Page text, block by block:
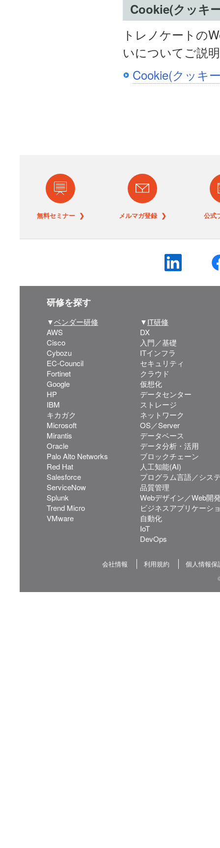
Cookie(クッキ
トレノケートの
いについてご説
Cookie(クッキ
無料セミナー ❯ メルマガ登録 ❯ 公式
研修を探す
▼ベンダー研修
AWS
Cisco
Cybozu
EC-Council
Fortinet
Google
HP
IBM
キカガク
Microsoft
Mirantis
Oracle
Palo Alto Networks
Red Hat
Salesforce
ServiceNow
Splunk
Trend Micro
VMware
▼IT研修
DX
入門／基礎
ITインフラ
セキュリティ
クラウド
仮想化
データセンター
ストレージ
ネットワーク
OS／Server
データベース
データ分析・活用
ブロックチェーン
人工知能(AI)
プログラム言語／シス
品質管理
Webデザイン／Web開
ビジネスアプリケーシ
自動化
IoT
DevOps
会社情報 利用規約 個人情報保